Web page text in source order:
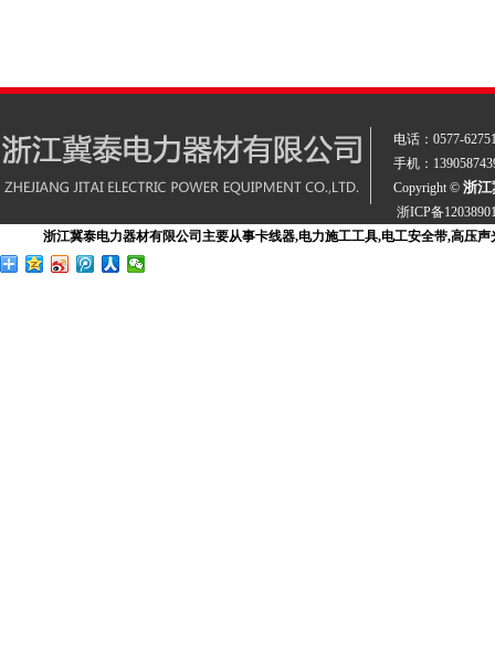
电话： 0577-
手机：
Copyright © 浙江
浙ICP备
浙江冀泰电力器材有限公司主要从事卡线器,电力施工工具,电工安全带,高压